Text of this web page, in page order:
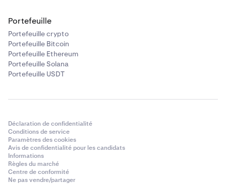
Portefeuille
Portefeuille crypto
Portefeuille Bitcoin
Portefeuille Ethereum
Portefeuille Solana
Portefeuille USDT
Déclaration de confidentialité
Conditions de service
Paramètres des cookies
Avis de confidentialité pour les candidats
Informations
Règles du marché
Centre de conformité
Ne pas vendre/partager